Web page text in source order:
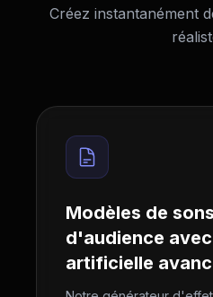
Créez instantanément
Modèles de
d'audience
artificielle